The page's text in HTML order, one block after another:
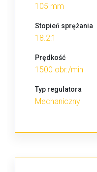
105 mm
Stopień sprężania
18.2:1
Prędkość
1500 obr./min
Typ regulatora
Mechaniczny